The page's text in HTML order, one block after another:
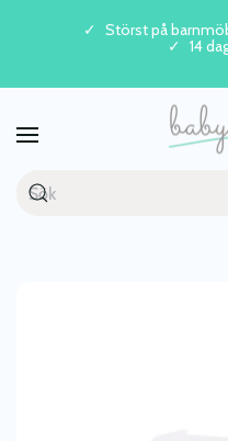
Skip to main content
Störst på
14